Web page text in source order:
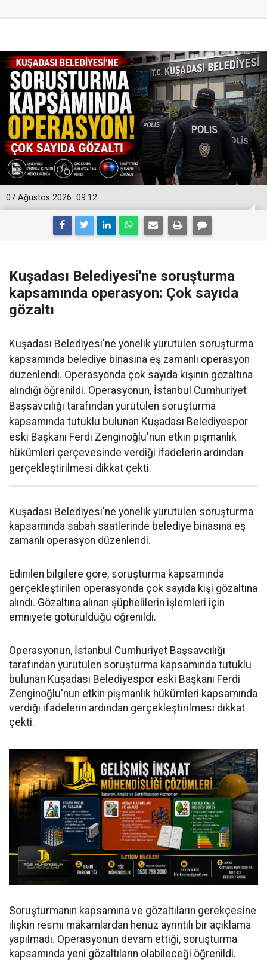
09:12
07 Ağustos 2026
Kuşadası Belediyesi'ne soruşturma
kapsamında operasyon: Çok sayıda
gözaltı
Kuşadası Belediyesi'ne yönelik yürütülen soruşturma
kapsamında belediye binasına eş zamanlı operasyon
düzenlendi. Operasyonda çok sayıda kişinin gözaltına
alındığı öğrenildi. Operasyonun, İstanbul Cumhuriyet
Başsavcılığı tarafından yürütülen soruşturma
kapsamında tutuklu bulunan Kuşadası Belediyespor
eski Başkanı Ferdi Zenginoğlu'nun etkin pişmanlık
hükümleri çerçevesinde verdiği ifadelerin ardından
gerçekleştirilmesi dikkat çekti.
Kuşadası Belediyesi'ne yönelik yürütülen soruşturma
kapsamında sabah saatlerinde belediye binasına eş
zamanlı operasyon düzenlendi.
Edinilen bilgilere göre, soruşturma kapsamında
gerçekleştirilen operasyonda çok sayıda kişi gözaltına
alındı. Gözaltına alınan şüphelilerin işlemleri için
emniyete götürüldüğü öğrenildi.
Operasyonun, İstanbul Cumhuriyet Başsavcılığı
tarafından yürütülen soruşturma kapsamında tutuklu
bulunan Kuşadası Belediyespor eski Başkanı Ferdi
Zenginoğlu'nun etkin pişmanlık hükümleri kapsamında
verdiği ifadelerin ardından gerçekleştirilmesi dikkat
çekti.
Soruşturmanın kapsamına ve gözaltıların gerekçesine
ilişkin resmi makamlardan henüz ayrıntılı bir açıklama
yapılmadı. Operasyonun devam ettiği, soruşturma
kapsamında yeni gözaltıların olabileceği öğrenildi.